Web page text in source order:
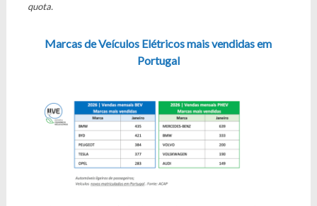
quota.
Marcas de Veículos Elétricos mais vendidas em
Portugal